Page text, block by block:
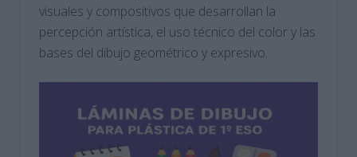
visuales y compositivos que desarrollan la
percepción artística, el uso técnico del color y las
bases del dibujo geométrico y expresivo.